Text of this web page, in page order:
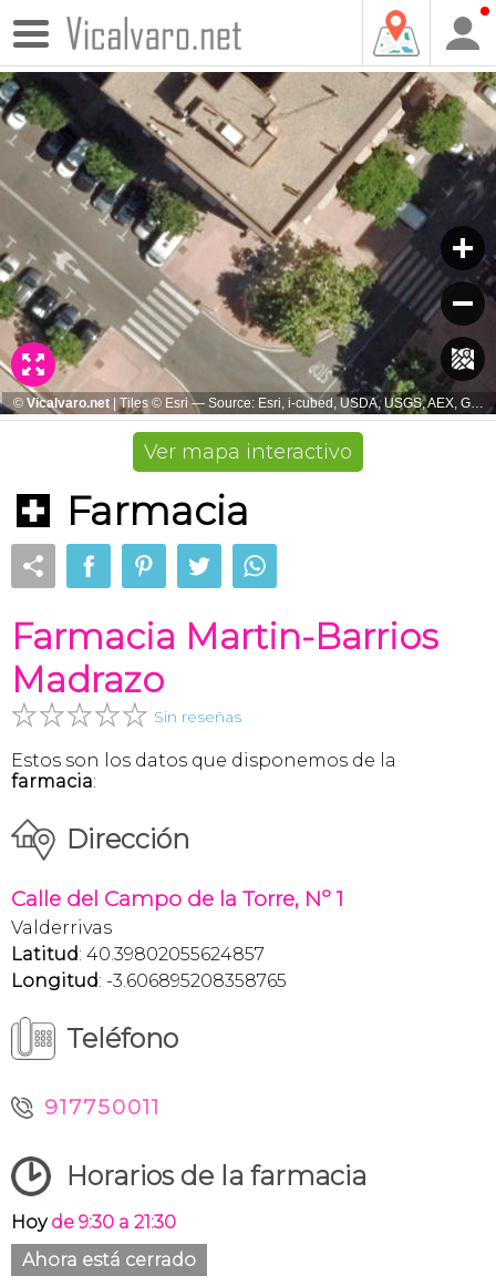
Ver mapa interactivo
Farmacia
Farmacia Martin-Barrios
Madrazo
Sin reseñas
Estos son los datos que disponemos de la
farmacia:
Dirección
Calle del Campo de la Torre, Nº 1
Valderrivas
Latitud: 40.39802055624857
Longitud: -3.606895208358765
Teléfono
917750011
Horarios de la farmacia
Hoy de 9:30 a 21:30
Ahora está cerrado